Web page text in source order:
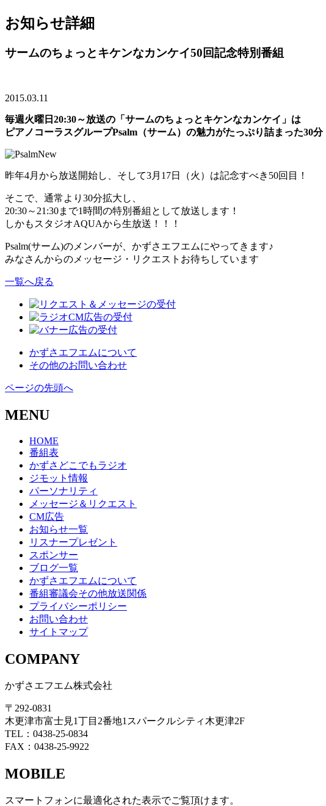
お知らせ詳細
サームのちょっとキケンなカンケイ50回記念特別番組
2015.03.11
毎週火曜日20:30～放送の「サームのちょっとキケンなカンケイ」は
ピアノコーラスグループPsalm（サーム）の魅力がたっぷり詰まった30分
昨年4月から放送開始し、そして3月17日（火）は記念すべき50回目！
そこで、通常より30分拡大し、
20:30～21:30まで1時間の特別番組として放送します！
しかもスタジオAQUAから生放送！！！
Psalm(サーム)のメンバーが、かずさエフエムにやってきます♪
みなさんからのメッセージ・リクエストお待ちしています
一覧へ戻る
かずさエフエムについて
その他のお問い合わせ
ページの先頭へ
MENU
HOME
番組表
かずさどこでもラジオ
ジモット情報
パーソナリティ
メッセージ＆リクエスト
CM広告
お知らせ一覧
リスナープレゼント
スポンサー
ブログ一覧
かずさエフエムについて
番組審議会その他放送関係
プライバシーポリシー
お問い合わせ
サイトマップ
COMPANY
かずさエフエム株式会社
〒292-0831
木更津市富士見1丁目2番地1スパークルシティ木更津2F
TEL：0438-25-0834
FAX：0438-25-9922
MOBILE
スマートフォンに最適化された表示でご覧頂けます。